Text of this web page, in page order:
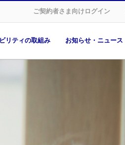
ご契約者さま向けログイン
リティの取組み お知らせ・ニュース